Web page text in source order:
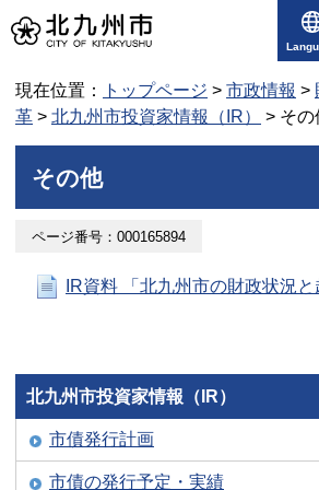
現在位置： トップページ > 市政情報 >
革 > 北九州市投資家情報（IR） > その
その他
ページ番号：000165894
IR資料 「北九州市の財政状況と
北九州市投資家情報（IR）
市債発行計画
市債の発行予定・実績